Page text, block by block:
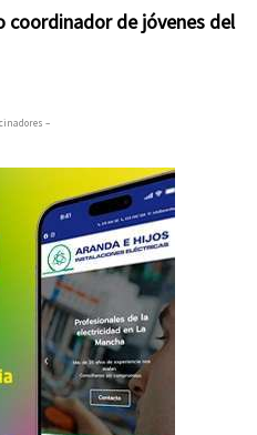
coordinador de jóvenes del
–